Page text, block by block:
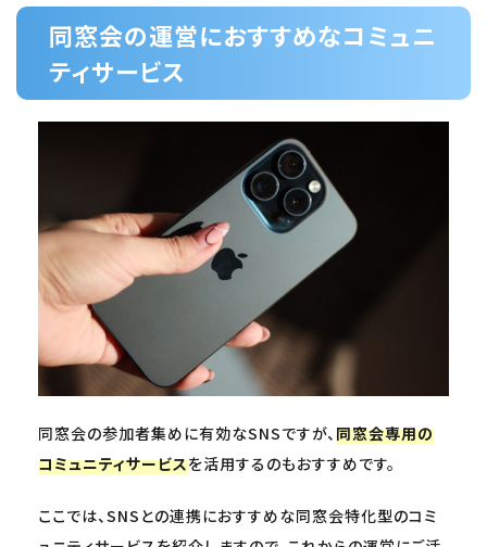
同窓会の運営におすすめなコミュニ
ティサービス
同窓会の参加者集めに有効なSNSですが、 同窓会専用の
コミュニティサービスを活用するのもおすすめです。
ここでは、SNSとの連携におすすめな同窓会特化型のコミ